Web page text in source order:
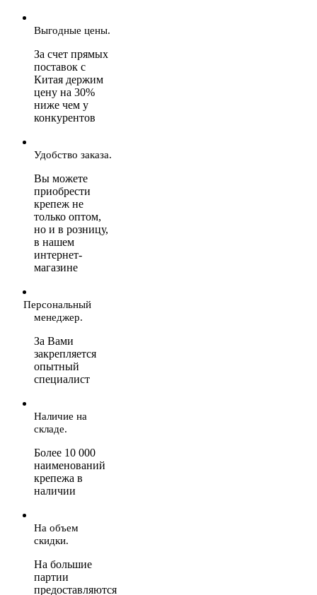
Выгодные цены.
За счет прямых
поставок с
Китая держим
цену на 30%
ниже чем у
конкурентов
Удобство заказа.
Вы можете
приобрести
крепеж не
только оптом,
но и в розницу,
в нашем
интернет-
магазине
Персональный
менеджер.
За Вами
закрепляется
опытный
специалист
Наличие на
складе.
Более 10 000
наименований
крепежа в
наличии
На объем
скидки.
На большие
партии
предоставляются